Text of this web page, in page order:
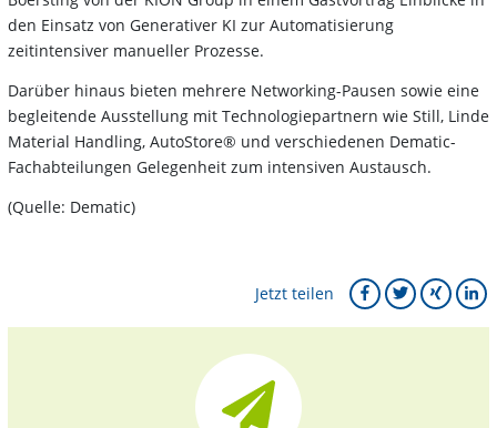
den Einsatz von Generativer KI zur Automatisierung
zeitintensiver manueller Prozesse.
Darüber hinaus bieten mehrere Networking-Pausen sowie eine
begleitende Ausstellung mit Technologiepartnern wie Still, Linde
Material Handling, AutoStore® und verschiedenen Dematic-
Fachabteilungen Gelegenheit zum intensiven Austausch.
(Quelle: Dematic)
Jetzt teilen